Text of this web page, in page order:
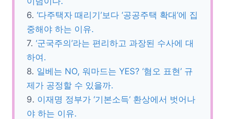
6. ‘다주택자 때리기’보다 ‘공공주택 확대’에 집
중해야 하는 이유.
7. ‘군국주의’라는 편리하고 과장된 수사에 대
하여.
8. 일베는 NO, 워마드는 YES? ‘혐오 표현’ 규
제가 공정할 수 있을까.
9. 이재명 정부가 ‘기본소득’ 환상에서 벗어나
야 하는 이유.